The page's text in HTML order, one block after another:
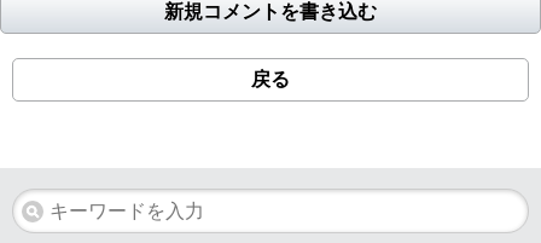
新規コメントを書き込む
戻る